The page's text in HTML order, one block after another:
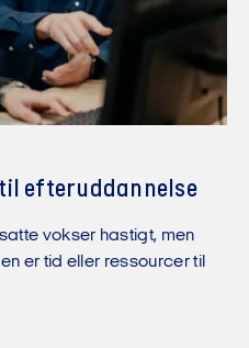
efteruddannelse
vokser hastigt, men
er tid eller ressourcer til